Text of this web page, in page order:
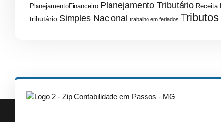
PlanejamentoFinanceiro Planejamento Tributário Receita
tributário Simples Nacional trabalho em feriados Tributos